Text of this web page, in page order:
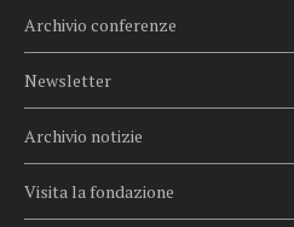
Archivio conferenze
Newsletter
Archivio notizie
Visita la fondazione